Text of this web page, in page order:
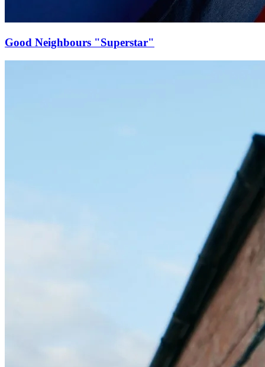
Good Neighbours "Superstar"